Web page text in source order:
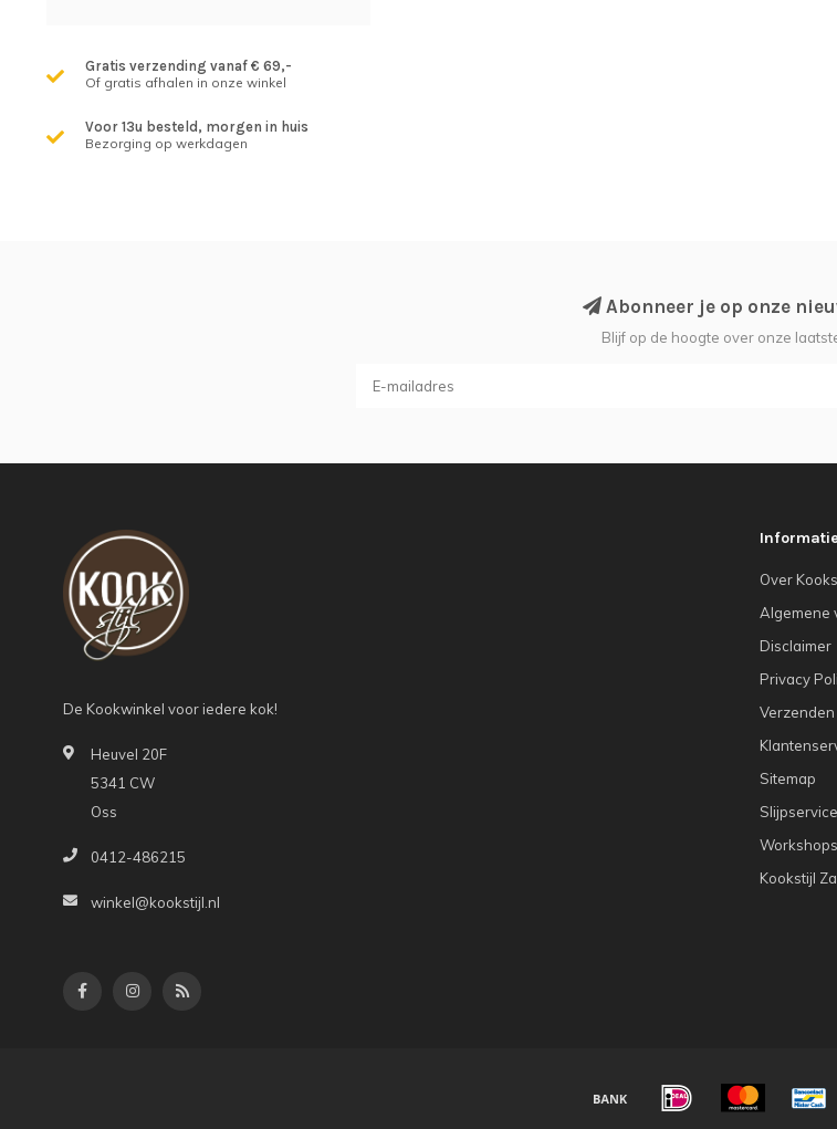
Gratis verzending vanaf € 69,-
Of gratis afhalen in onze winkel
Voor 13u besteld, morgen in huis
Bezorging op werkdagen
Abonneer je op onze
Blijf op de hoogte over onze
De Kookwinkel voor iedere kok!
Heuvel 20F
5341 CW
Oss
0412-486215
winkel@kookstijl.nl
Over
Algemene
Disclaimer
Privacy
Sitemap
Slijpservice
Kookstijl